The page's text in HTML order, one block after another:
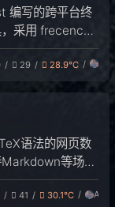
并规定`#`为root
用户提示符。
免参数错误及权
编写的跨平台终
采用 frecency
决长路径输入繁
主流 Shell，支
式选择及 Tab
autojump 等插
安装并配置初始
命令实现智能
29 28.9℃
语法的网页数
Markdown等场
的公式模
式的用法。内容
41 30.1℃ Antx